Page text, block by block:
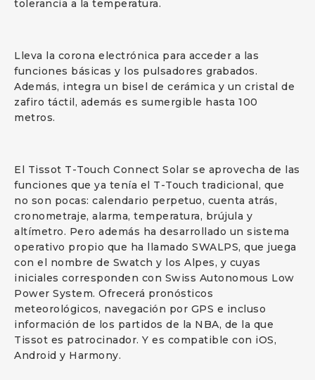
tolerancia a la temperatura.
Lleva la corona electrónica para acceder a las
funciones básicas y los pulsadores grabados.
Además, integra un bisel de cerámica y un cristal de
zafiro táctil, además es sumergible hasta 100
metros.
El Tissot T-Touch Connect Solar se aprovecha de las
funciones que ya tenía el T-Touch tradicional, que
no son pocas: calendario perpetuo, cuenta atrás,
cronometraje, alarma, temperatura, brújula y
altímetro. Pero además ha desarrollado un sistema
operativo propio que ha llamado SWALPS, que juega
con el nombre de Swatch y los Alpes, y cuyas
iniciales corresponden con Swiss Autonomous Low
Power System. Ofrecerá pronósticos
meteorológicos, navegación por GPS e incluso
información de los partidos de la NBA, de la que
Tissot es patrocinador. Y es compatible con iOS,
Android y Harmony.